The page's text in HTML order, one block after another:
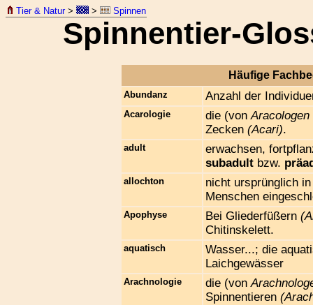
Tier & Natur> > Spinnen
Spinnentier-
Häufige
Abundanz Anzahl der
Acarologie die (vonAracologen
Zecken (Acari).
adult
erwachsen,
subadult bzw.
allochton
nicht ursprünglich
Menschen
Apophyse Bei Gliederfüßern
Chitinskelett.
aquatisch
Wasser...; die
Laichgewässer
Arachnologie die (von
Spinnentieren